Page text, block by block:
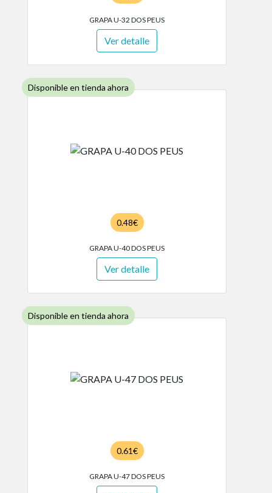
GRAPA U-32 DOS PEUS
Ver detalle
Disponible en tienda ahora
0.48€
GRAPA U-40 DOS PEUS
Ver detalle
Disponible en tienda ahora
0.61€
GRAPA U-47 DOS PEUS